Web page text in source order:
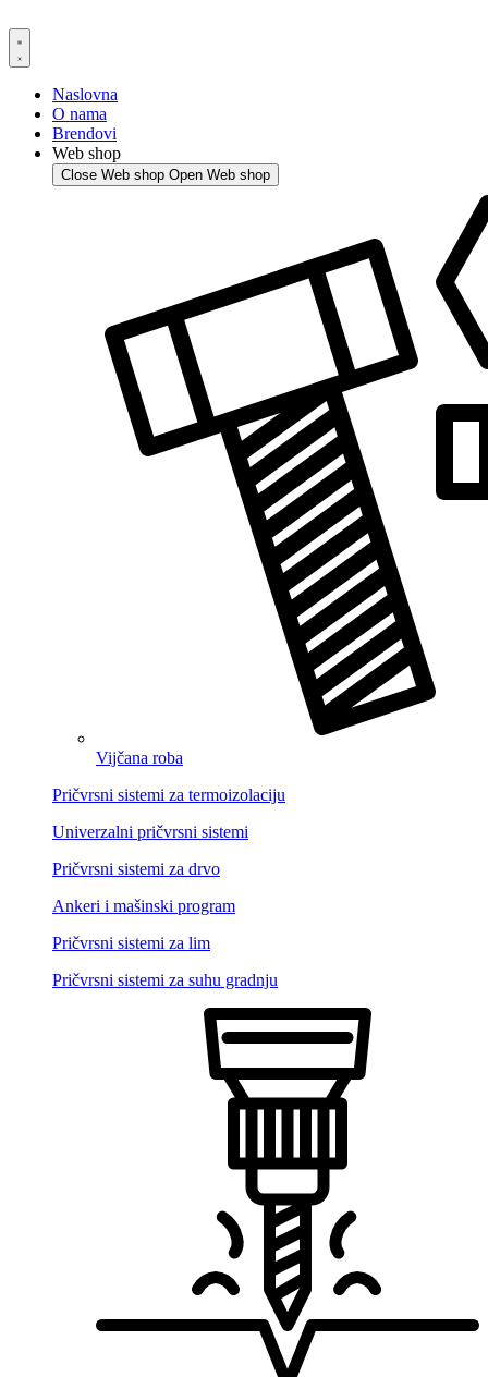
to
content
Naslovna
O nama
Brendovi
Web shop
Close Web shop Open Web shop
Vijčana roba
Pričvrsni sistemi za termoizolaciju
Univerzalni pričvrsni sistemi
Pričvrsni sistemi za drvo
Ankeri i mašinski program
Pričvrsni sistemi za lim
Pričvrsni sistemi za suhu gradnju